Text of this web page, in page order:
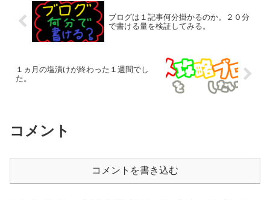
ブログは１記事何分掛かるのか。２０分
で書ける量を検証してみる。
１ヵ月の塩漬けが終わった１週間でし
た。
コメント
コメントを書き込む